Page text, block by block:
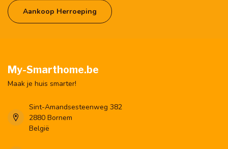
Aankoop Herroeping
My-Smarthome.be
Maak je huis smarter!
Sint-Amandsesteenweg 382
2880 Bornem
België